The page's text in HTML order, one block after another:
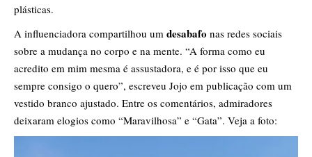
plásticas.
A influenciadora compartilhou um desabafo nas redes sociais
sobre a mudança no corpo e na mente. “A forma como eu
acredito em mim mesma é assustadora, e é por isso que eu
sempre consigo o quero”, escreveu Jojo em publicação com um
vestido branco ajustado. Entre os comentários, admiradores
deixaram elogios como “Maravilhosa” e “Gata”. Veja a foto: